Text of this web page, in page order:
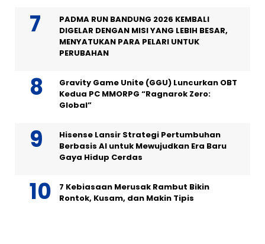
PADMA RUN BANDUNG 2026 KEMBALI
DIGELAR DENGAN MISI YANG LEBIH BESAR,
MENYATUKAN PARA PELARI UNTUK
PERUBAHAN
Gravity Game Unite (GGU) Luncurkan OBT
Kedua PC MMORPG “Ragnarok Zero:
Global”
Hisense Lansir Strategi Pertumbuhan
Berbasis AI untuk Mewujudkan Era Baru
Gaya Hidup Cerdas
7 Kebiasaan Merusak Rambut Bikin
Rontok, Kusam, dan Makin Tipis